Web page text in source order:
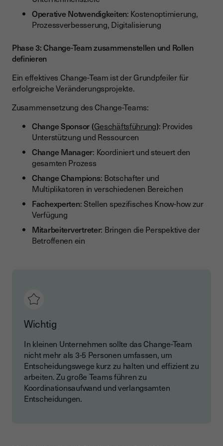
Operative Notwendigkeiten: Kostenoptimierung,
Prozessverbesserung, Digitalisierung
Phase 3: Change-Team zusammenstellen und Rollen
definieren
Ein effektives Change-Team ist der Grundpfeiler für
erfolgreiche Veränderungsprojekte.
Zusammensetzung des Change-Teams:
Change Sponsor (Geschäftsführung): Provides
Unterstützung und Ressourcen
Change Manager: Koordiniert und steuert den
gesamten Prozess
Change Champions: Botschafter und
Multiplikatoren in verschiedenen Bereichen
Fachexperten: Stellen spezifisches Know-how zur
Verfügung
Mitarbeitervertreter: Bringen die Perspektive der
Betroffenen ein
Wichtig
In kleinen Unternehmen sollte das Change-Team
nicht mehr als 3-5 Personen umfassen, um
Entscheidungswege kurz zu halten und effizient zu
arbeiten. Zu große Teams führen zu
Koordinationsaufwand und verlangsamten
Entscheidungen.